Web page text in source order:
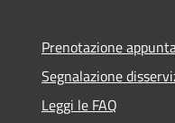
Prenotazione
Segnalazione
Leggi le FAQ